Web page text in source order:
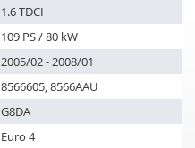
1.6 TDCI
109 PS / 80 kW
2005/02 - 2008/01
8566605, 8566AAU
G8DA
Euro 4